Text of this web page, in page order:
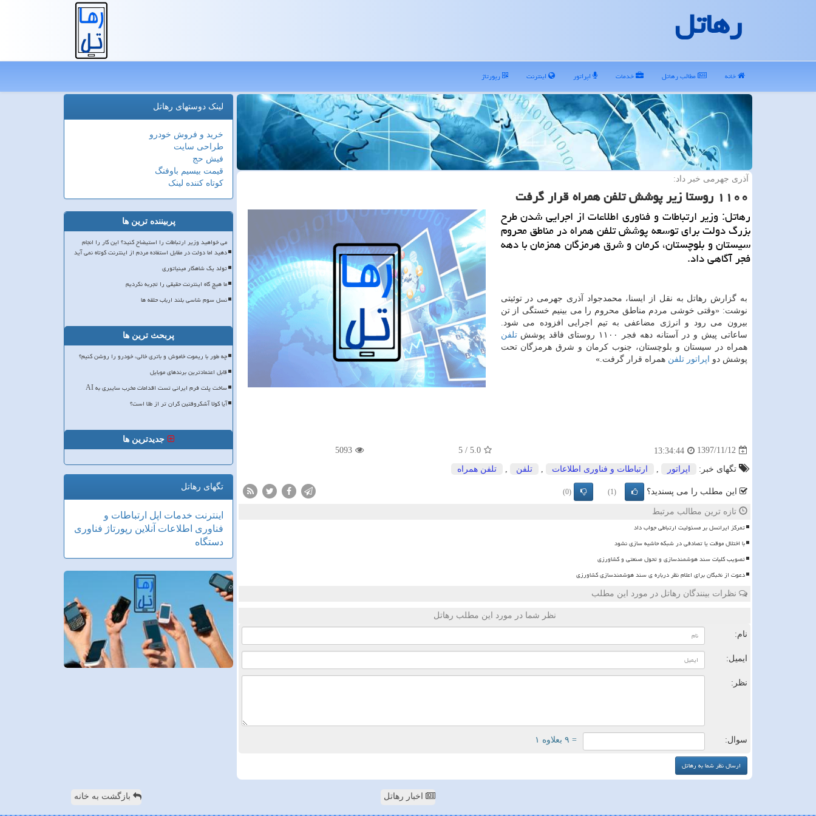
رهاتل
خانه مطالب رهاتل خدمات اپراتور اینترنت رپورتاژ
آذری جهرمی خبر داد:
۱۱۰۰ روستا زیر پوشش تلفن همراه قرار گرفت
رهاتل: وزیر ارتباطات و فناوری اطلاعات از اجرایی شدن طرح
بزرگ دولت برای توسعه پوشش تلفن همراه در مناطق محروم
سیستان و بلوچستان، كرمان و شرق هرمزگان همزمان با دهه
فجر آگاهی داد.
به گزارش رهاتل به نقل از ایسنا، محمدجواد آذری جهرمی در توئیتی
نوشت: «وقتی خوشی مردم مناطق محروم را می بینیم خستگی از تن
بیرون می رود و انرژی مضاعفی به تیم اجرایی افزوده می شود.
ساعاتی پیش و در آستانه دهه فجر ۱۱۰۰ روستای فاقد پوشش
تلفن
همراه در سیستان و بلوچستان، جنوب كرمان و شرق هرمزگان تحت
پوشش دو
اپراتور تلفن همراه قرار گرفت.»
1397/11/12
13:34:44
5.0
/
5
5093
تگهای خبر: اپراتور ارتباطات و فناوری اطلاعات تلفن تلفن همراه
این مطلب را می پسندید؟ (1)
(0)
تازه ترین مطالب مرتبط
تمرکز ایرانسل بر مسئولیت ارتباطی جواب داد
با اختلال موقت یا تصادفی در شبکه حاشیه سازی نشود
تصویب کلیات سند هوشمندسازی و تحول صنعتی و کشاورزی
دعوت از نخبگان برای اعلام نظر درباره ی سند هوشمندسازی کشاورزی
نظرات بینندگان رهاتل در مورد این مطلب
نظر شما در مورد این مطلب رهاتل
نام:
ایمیل:
نظر:
سوال: = ۹ بعلاوه ۱
لینک دوستهای رهاتل
خرید و فروش خودرو
طراحی سایت
فیش حج
قیمت بیسیم باوفنگ
کوتاه کننده لینک
پربیننده ترین ها
می خواهید وزیر ارتباطات را استیضاح کنید؟ این کار را انجام
دهید اما دولت در مقابل استفاده مردم از اینترنت کوتاه نمی آید
تولد یک شاهکار مینیاتوری
ما هیچ گاه اینترنت حقیقی را تجربه نکردیم
نسل سوم شاسی بلند ارباب حلقه ها
پربحث ترین ها
چه طور با ریموت خاموش و باتری خالی، خودرو را روشن کنیم؟
قابل اعتمادترین برندهای موبایل
ساخت پلت فرم ایرانی تست اقدامات مخرب سایبری به AI
آیا کولا آشکروفتین گران تر از طلا است؟
جدیدترین ها
تگهای رهاتل
اینترنت خدمات اپل ارتباطات و
فناوری اطلاعات آنلاین رپورتاژ فناوری
دستگاه
اخبار رهاتل بازگشت به خانه